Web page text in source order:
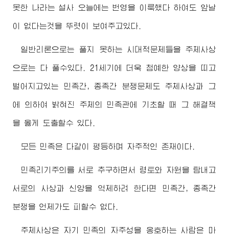
못한 나라는 설사 오늘에는 번영을 이룩했다 하여도 앞날
이 없다는것을 뚜렷이 보여주고있다.
일반리론으로는 풀지 못하는 시대적문제들을 주체사상
으로는 다 풀수있다. 21세기에 더욱 첨예한 양상을 띠고
벌어지고있는 민족간, 종족간 분쟁문제도 주체사상과 그
에 의하여 밝혀진 주체의 민족관에 기초할 때 그 해결책
을 옳게 도출할수 있다.
모든 민족은 다같이 평등하며 자주적인 존재이다.
민족리기주의를 서로 추구하면서 령토와 자원을 탐내고
서로의 사상과 신앙을 억제하려 한다면 민족간, 종족간
분쟁을 언제가도 피할수 없다.
주체사상은 자기 민족의 자주성을 옹호하는 사람은 마